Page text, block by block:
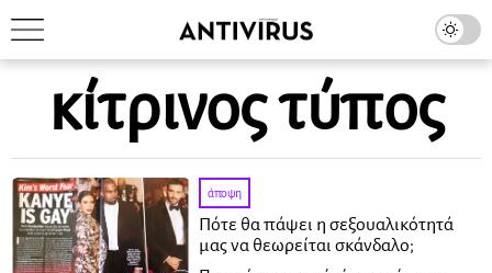
κίτρινος τύπος
άποψη
Πότε θα πάψει η σεξουαλικότητά
μας να θεωρείται σκάνδαλο;